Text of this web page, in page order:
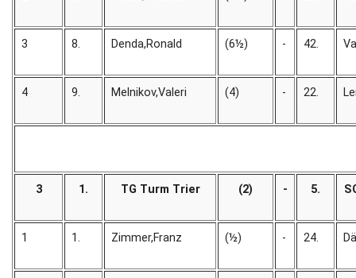
3 8. Denda,Ronald (6½) - 42.
4 9. Melnikov,Valeri (4) - 22.
3 1. TG Turm Trier (2) - 5.
1 1. Zimmer,Franz (½) - 24.